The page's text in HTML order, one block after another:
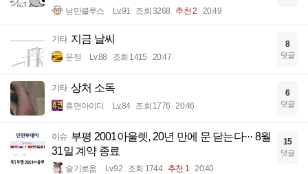
낭만블루스 Lv.91 조회 3268 추천 2 20:49
기타 지금 날씨
문정 Lv.88 조회 1415 20:47
8
댓글
기타 상처 소독
휴면아이디 Lv.84 조회 1776 20:46
6
댓글
이슈 부평 2001아울렛, 20년 만에 문 닫는다··· 8월
31일 계약 종료
슬기로움 Lv.92 조회 1744 추천 1 20:40
15
댓글